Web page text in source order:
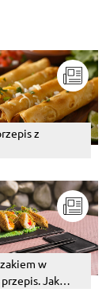
z
w
Jak